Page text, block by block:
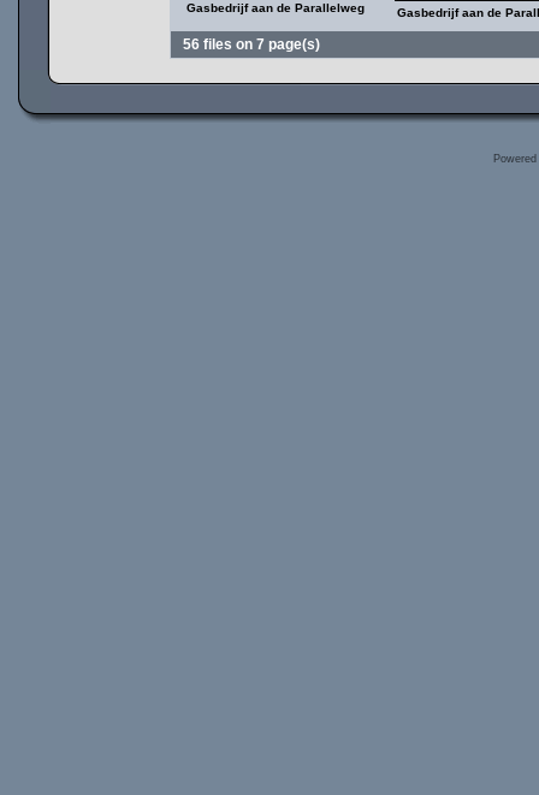
Gasbedrijf aan de Parallelweg Gasbedrijf aan de
56 files on 7 page(s)